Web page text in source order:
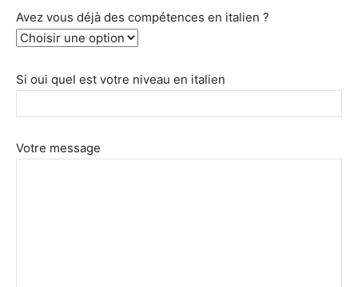
Avez vous déjà des compétences en italien ?
Si oui quel est votre niveau en italien
Votre message